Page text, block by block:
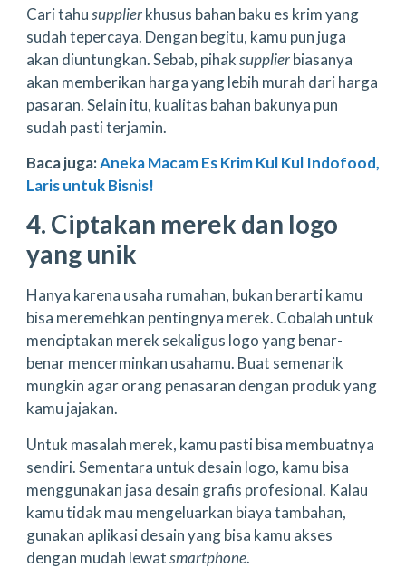
Cari tahusupplierkhusus bahan baku es krim yang
sudah tepercaya. Dengan begitu, kamu pun juga
akan diuntungkan. Sebab, pihaksupplierbiasanya
akan memberikan harga yang lebih murah dari harga
pasaran. Selain itu, kualitas bahan bakunya pun
sudah pasti terjamin.
Baca juga:Aneka Macam Es Krim Kul Kul Indofood,
Laris untuk Bisnis!
4. Ciptakan merek dan logo
yang unik
Hanya karena usaha rumahan, bukan berarti kamu
bisa meremehkan pentingnya merek. Cobalah untuk
menciptakan merek sekaligus logo yang benar-
benar mencerminkan usahamu. Buat semenarik
mungkin agar orang penasaran dengan produk yang
kamu jajakan.
Untuk masalah merek, kamu pasti bisa membuatnya
sendiri. Sementara untuk desain logo, kamu bisa
menggunakan jasa desain grafis profesional. Kalau
kamu tidak mau mengeluarkan biaya tambahan,
gunakan aplikasi desain yang bisa kamu akses
dengan mudah lewatsmartphone.